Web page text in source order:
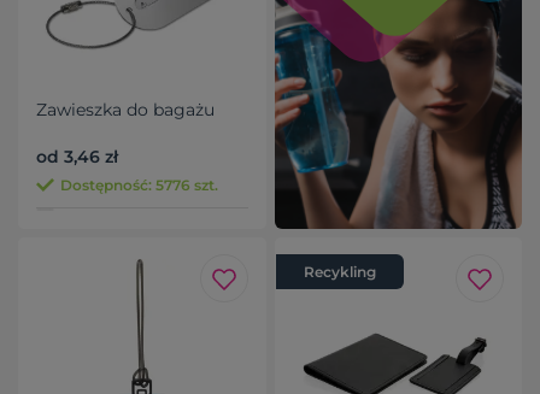
Zawieszka do bagażu
od 3,46 zł
Dostępność: 5776 szt.
Recykling